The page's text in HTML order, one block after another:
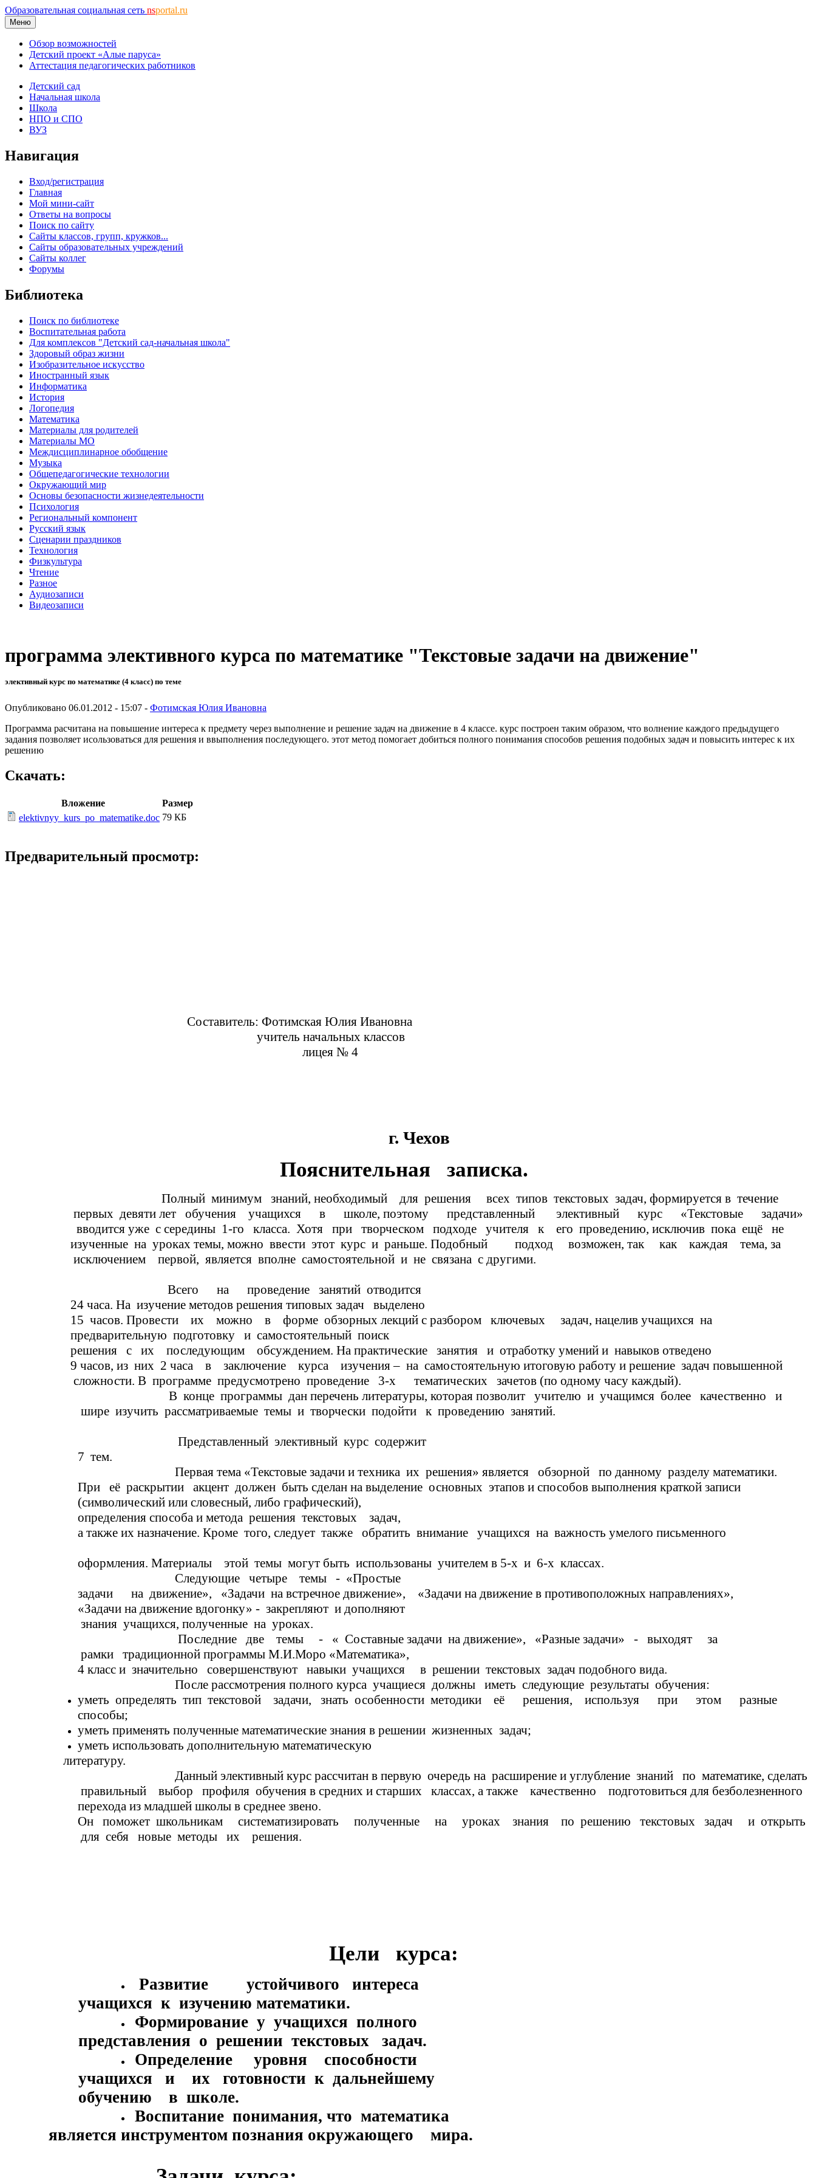
Образовательная социальная сеть nsportal.ru
Меню
Обзор возможностей
Детский проект «Алые паруса»
Аттестация педагогических работников
Детский сад
Начальная школа
Школа
НПО и СПО
ВУЗ
Навигация
Вход/регистрация
Главная
Мой мини-сайт
Ответы на вопросы
Поиск по сайту
Сайты классов, групп, кружков...
Сайты образовательных учреждений
Сайты коллег
Форумы
Библиотека
Поиск по библиотеке
Воспитательная работа
Для комплексов "Детский сад-начальная школа"
Здоровый образ жизни
Изобразительное искусство
Иностранный язык
Информатика
История
Логопедия
Математика
Материалы для родителей
Материалы МО
Междисциплинарное обобщение
Музыка
Общепедагогические технологии
Окружающий мир
Основы безопасности жизнедеятельности
Психология
Региональный компонент
Русский язык
Сценарии праздников
Технология
Физкультура
Чтение
Разное
Аудиозаписи
Видеозаписи
программа элективного курса по математике "Текстовые задачи на движение"
элективный курс по математике (4 класс) по теме
Опубликовано 06.01.2012 - 15:07 - Фотимская Юлия Ивановна
Программа расчитана на повышение интереса к предмету через выполнение и решение задач на движение в 4 классе. курс построен таким образом, что волнение каждого предыдущего
задания позволяет исользоваться для решения и ввыполнения последующего. этот метод помогает добиться полного понимания способов решения подобных задач и повысить интерес к их
решению
Скачать:
Вложение
Размер
elektivnyy_kurs_po_matematike.doc 79 КБ
Предварительный просмотр:
Составитель: Фотимская Юлия Ивановна
учитель начальных классов
лицея № 4
г. Чехов
Пояснительная записка.
Полный минимум знаний, необходимый для решения всех типов текстовых задач, формируется в течение
первых девяти лет обучения учащихся в школе, поэтому представленный элективный курс «Текстовые задачи»
вводится уже с середины 1-го класса. Хотя при творческом подходе учителя к его проведению, исключив пока ещё не
изученные на уроках темы, можно ввести этот курс и раньше. Подобный подход возможен, так как каждая тема, за
исключением первой, является вполне самостоятельной и не связана с другими.
Всего на проведение занятий отводится
24 часа. На изучение методов решения типовых задач выделено
15 часов. Провести их можно в форме обзорных лекций с разбором ключевых задач, нацелив учащихся на
предварительную подготовку и самостоятельный поиск
решения с их последующим обсуждением. На практические занятия и отработку умений и навыков отведено
9 часов, из них 2 часа в заключение курса изучения – на самостоятельную итоговую работу и решение задач повышенной
сложности. В программе предусмотрено проведение 3-х тематических зачетов (по одному часу каждый).
В конце программы дан перечень литературы, которая позволит учителю и учащимся более качественно и
шире изучить рассматриваемые темы и творчески подойти к проведению занятий.
Представленный элективный курс содержит
7 тем.
Первая тема «Текстовые задачи и техника их решения» является обзорной по данному разделу математики.
При её раскрытии акцент должен быть сделан на выделение основных этапов и способов выполнения краткой записи
(символический или словесный, либо графический),
определения способа и метода решения текстовых задач,
а также их назначение. Кроме того, следует также обратить внимание учащихся на важность умелого письменного
оформления. Материалы этой темы могут быть использованы учителем в 5-х и 6-х классах.
Следующие четыре темы - «Простые
задачи на движение», «Задачи на встречное движение», «Задачи на движение в противоположных направлениях»,
«Задачи на движение вдогонку» - закрепляют и дополняют
знания учащихся, полученные на уроках.
Последние две темы - « Составные задачи на движение», «Разные задачи» - выходят за
рамки традиционной программы М.И.Моро «Математика»,
4 класс и значительно совершенствуют навыки учащихся в решении текстовых задач подобного вида.
После рассмотрения полного курса учащиеся должны иметь следующие результаты обучения:
уметь определять тип текстовой задачи, знать особенности методики её решения, используя при этом разные
способы;
уметь применять полученные математические знания в решении жизненных задач;
уметь использовать дополнительную математическую
литературу.
Данный элективный курс рассчитан в первую очередь на расширение и углубление знаний по математике, сделать
правильный выбор профиля обучения в средних и старших классах, а также качественно подготовиться для безболезненного
перехода из младшей школы в среднее звено.
Он поможет школьникам систематизировать полученные на уроках знания по решению текстовых задач и открыть
для себя новые методы их решения.
Цели курса:
Развитие устойчивого интереса
учащихся к изучению математики.
Формирование у учащихся полного
представления о решении текстовых задач.
Определение уровня способности
учащихся и их готовности к дальнейшему
обучению в школе.
Воспитание понимания, что математика
является инструментом познания окружающего мира.